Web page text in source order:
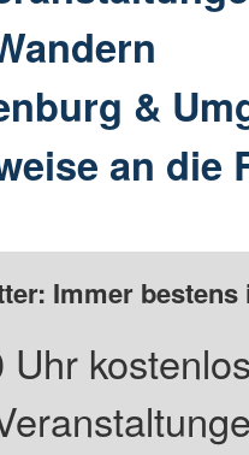
&
an die
Immer
Uhr